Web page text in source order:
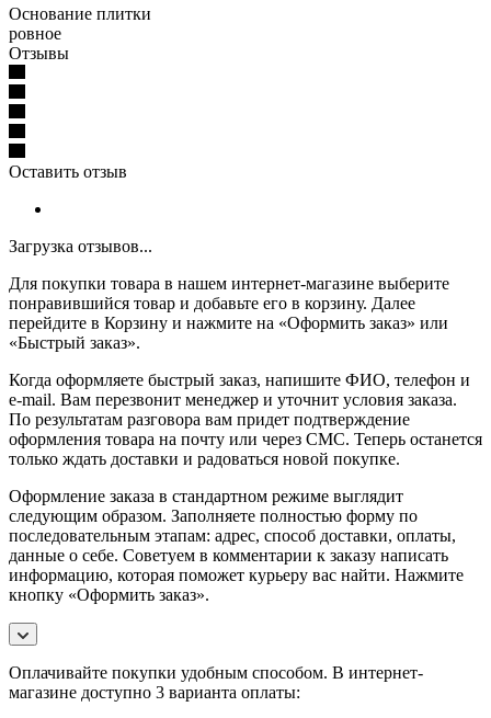
Основание плитки
ровное
Отзывы
Оставить отзыв
Загрузка отзывов...
Для покупки товара в нашем интернет-магазине выберите
понравившийся товар и добавьте его в корзину. Далее
перейдите в Корзину и нажмите на «Оформить заказ» или
«Быстрый заказ».
Когда оформляете быстрый заказ, напишите ФИО, телефон и
e-mail. Вам перезвонит менеджер и уточнит условия заказа.
По результатам разговора вам придет подтверждение
оформления товара на почту или через СМС. Теперь останется
только ждать доставки и радоваться новой покупке.
Оформление заказа в стандартном режиме выглядит
следующим образом. Заполняете полностью форму по
последовательным этапам: адрес, способ доставки, оплаты,
данные о себе. Советуем в комментарии к заказу написать
информацию, которая поможет курьеру вас найти. Нажмите
кнопку «Оформить заказ».
Оплачивайте покупки удобным способом. В интернет-
магазине доступно 3 варианта оплаты: